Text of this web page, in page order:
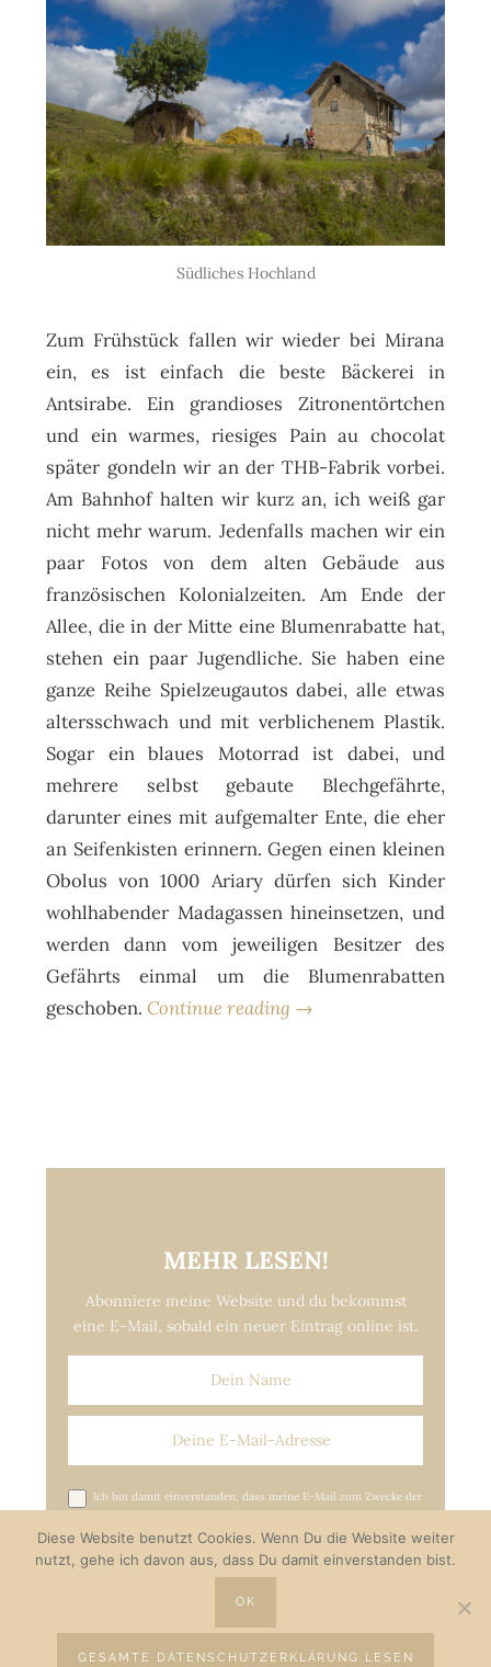
Südliches Hochland
Zum Frühstück fallen wir wieder bei Mirana
ein, es ist einfach die beste Bäckerei in
Antsirabe. Ein grandioses Zitronentörtchen
und ein warmes, riesiges Pain au chocolat
später gondeln wir an der THB-Fabrik vorbei.
Am Bahnhof halten wir kurz an, ich weiß gar
nicht mehr warum. Jedenfalls machen wir ein
paar Fotos von dem alten Gebäude aus
französischen Kolonialzeiten. Am Ende der
Allee, die in der Mitte eine Blumenrabatte hat,
stehen ein paar Jugendliche. Sie haben eine
ganze Reihe Spielzeugautos dabei, alle etwas
altersschwach und mit verblichenem Plastik.
Sogar ein blaues Motorrad ist dabei, und
mehrere selbst gebaute Blechgefährte,
darunter eines mit aufgemalter Ente, die eher
an Seifenkisten erinnern. Gegen einen kleinen
Obolus von 1000 Ariary dürfen sich Kinder
wohlhabender Madagassen hineinsetzen, und
werden dann vom jeweiligen Besitzer des
Gefährts einmal um die Blumenrabatten
geschoben. Continue reading →
MEHR LESEN!
Abonniere meine Website und du bekommst
eine E-Mail, sobald ein neuer Eintrag online ist.
Ich bin damit einverstanden, dass meine E-Mail zum Zwecke der
Diese Website benutzt Cookies. Wenn Du die Website weiter
nutzt, gehe ich davon aus, dass Du damit einverstanden bist.
OK
GESAMTE DATENSCHUTZERKLÄRUNG LESEN